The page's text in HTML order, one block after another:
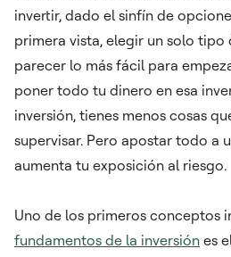
invertir, dado el sinfín de
primera vista, elegir un solo tipo
parecer lo más fácil para
poner todo tu dinero en esa
inversión, tienes menos cosas
supervisar. Pero apostar todo a
aumenta tu exposición al riesgo.
Uno de los primeros conceptos
fundamentos de la inversión es